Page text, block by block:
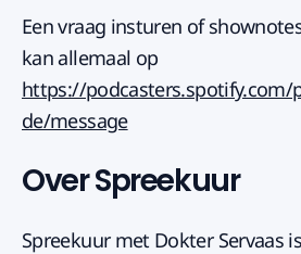
Een vraag insturen of
kan allemaal op
https://
de/message
Over Spreekuur
Spreekuur met Dokter Servaas